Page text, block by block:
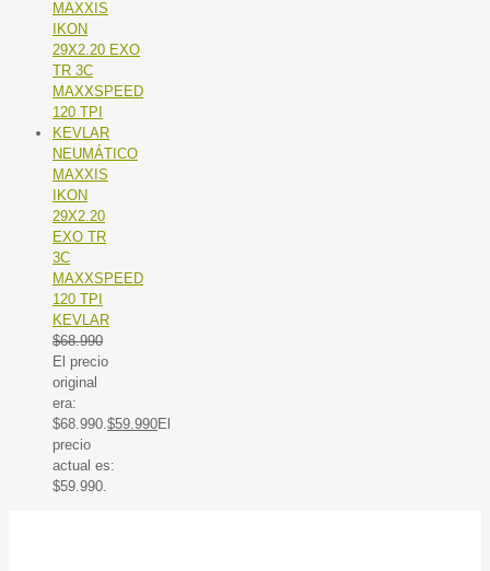
NEUMÁTICO
MAXXIS
IKON
29X2.20
EXO TR
3C
MAXXSPEED
120 TPI
KEVLAR
$68.990
El precio
original
era:
$68.990. $59.990El
precio
actual es:
$59.990.